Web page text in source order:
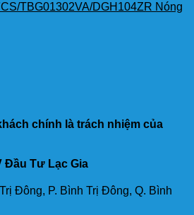
TBG01302VA/DGH104ZR Nóng
chính là trách nhiệm của
Đầu Tư Lạc Gia
Đông, P. Bình Trị Đông, Q. Bình